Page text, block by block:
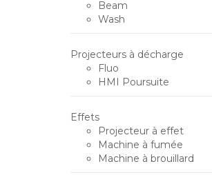
Beam
Wash
Projecteurs à décharge
Fluo
HMI Poursuite
Effets
Projecteur à effet
Machine à fumée
Machine à brouillard